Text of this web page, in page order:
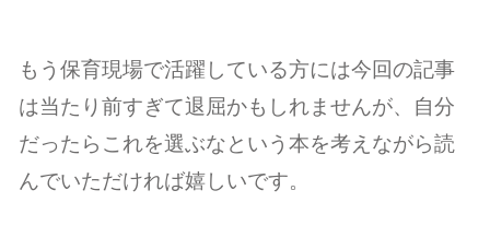
もう保育現場で活躍している方には今回の記事
は当たり前すぎて退屈かもしれませんが、自分
だったらこれを選ぶなという本を考えながら読
んでいただければ嬉しいです。